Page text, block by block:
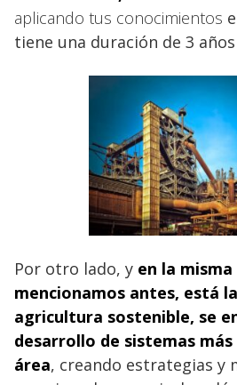
aplicando tus conocimientos
tiene una duración de 3
Por otro lado, y en la misma
mencionamos antes, está
agricultura sostenible, se
desarrollo de sistemas
área, creando estrategias y